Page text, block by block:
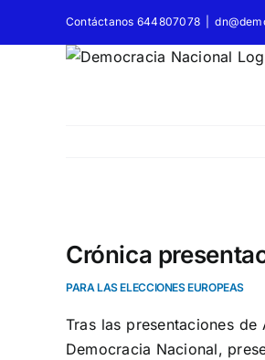
contenido
Contáctanos 644807078
imagen
grande
Crónica
PARA LAS ELECCIONES EUROPEAS
Tras las presentaciones
Democracia Nacional,